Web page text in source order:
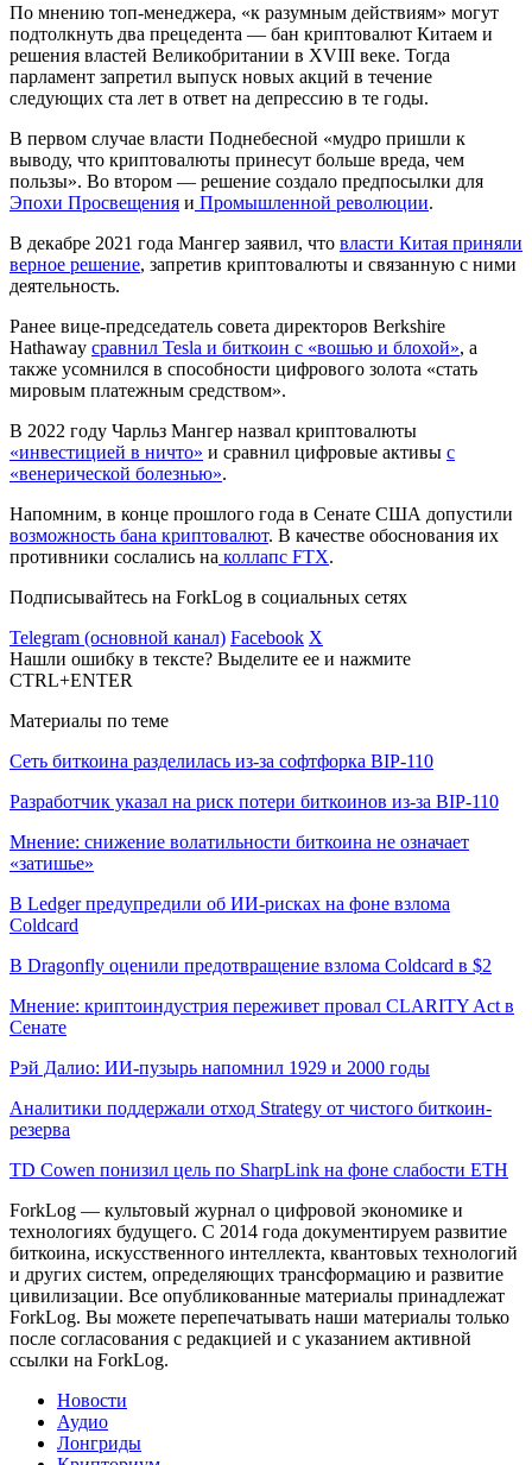
По мнению топ-менеджера, «к разумным действиям» могут
подтолкнуть два прецедента — бан криптовалют Китаем и
решения властей Великобритании в XVIII веке. Тогда
парламент запретил выпуск новых акций в течение
следующих ста лет в ответ на депрессию в те годы.
В первом случае власти Поднебесной «мудро пришли к
выводу, что криптовалюты принесут больше вреда, чем
пользы». Во втором — решение создало предпосылки для
Эпохи Просвещения и Промышленной революции.
В декабре 2021 года Мангер заявил, что власти Китая приняли
верное решение, запретив криптовалюты и связанную с ними
деятельность.
Ранее вице-председатель совета директоров Berkshire
Hathaway сравнил Tesla и биткоин с «вошью и блохой», а
также усомнился в способности цифрового золота «стать
мировым платежным средством».
В 2022 году Чарльз Мангер назвал криптовалюты
«инвестицией в ничто» и сравнил цифровые активы с
«венерической болезнью».
Напомним, в конце прошлого года в Сенате США допустили
возможность бана криптовалют. В качестве обоснования их
противники сослались на коллапс FTX.
Подписывайтесь на ForkLog в социальных сетях
Telegram (основной канал) Facebook X
Нашли ошибку в тексте? Выделите ее и нажмите
CTRL+ENTER
Материалы по теме
Сеть биткоина разделилась из-за софтфорка BIP-110
Разработчик указал на риск потери биткоинов из-за BIP-110
Мнение: снижение волатильности биткоина не означает
«затишье»
В Ledger предупредили об ИИ-рисках на фоне взлома
Coldcard
В Dragonfly оценили предотвращение взлома Coldcard в $2
Мнение: криптоиндустрия переживет провал CLARITY Act в
Сенате
Рэй Далио: ИИ-пузырь напомнил 1929 и 2000 годы
Аналитики поддержали отход Strategy от чистого биткоин-
резерва
TD Cowen понизил цель по SharpLink на фоне слабости ETH
ForkLog — культовый журнал о цифровой экономике и
технологиях будущего. С 2014 года документируем развитие
биткоина, искусственного интеллекта, квантовых технологий
и других систем, определяющих трансформацию и развитие
цивилизации. Все опубликованные материалы принадлежат
ForkLog. Вы можете перепечатывать наши материалы только
после согласования с редакцией и с указанием активной
ссылки на ForkLog.
Новости
Аудио
Лонгриды